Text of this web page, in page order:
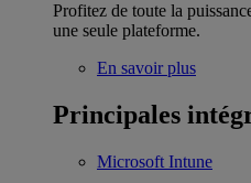
Profitez de toute la
une seule plateforme.
En savoir plus
Principales
Microsoft Intune